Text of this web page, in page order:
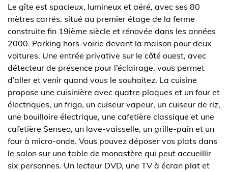
Le gîte est spacieux, lumineux et aéré, avec ses 80
mètres carrés, situé au premier étage de la ferme
construite fin 19ième siècle et rénovée dans les années
2000. Parking hors-voirie devant la maison pour deux
voitures. Une entrée privative sur le côté ouest, avec
détecteur de présence pour l’éclairage, vous permet
d’aller et venir quand vous le souhaitez. La cuisine
propose une cuisinière avec quatre plaques et un four et
électriques, un frigo, un cuiseur vapeur, un cuiseur de riz,
une bouilloire électrique, une cafetière classique et une
cafetière Senseo, un lave-vaisselle, un grille-pain et un
four à micro-onde. Vous pouvez déposer vos plats dans
le salon sur une table de monastère qui peut accueillir
six personnes. Un lecteur DVD, une TV à écran plat et